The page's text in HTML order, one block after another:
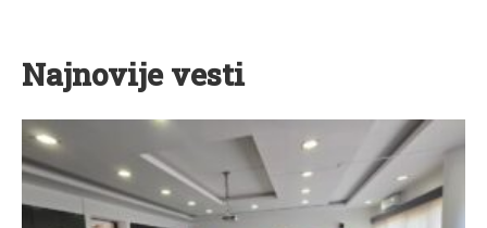
Najnovije vesti